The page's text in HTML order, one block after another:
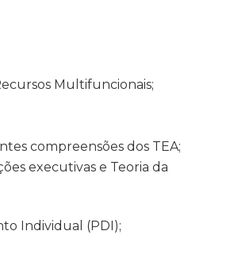
Multifuncionais;
compreensões dos TEA;
executivas e Teoria da
Individual (PDI);